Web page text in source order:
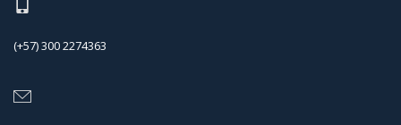
(+57) 300 2274363